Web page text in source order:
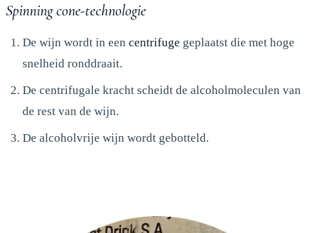
Spinning cone-technologie
De wijn wordt in een centrifuge geplaatst die met hoge
snelheid ronddraait.
De centrifugale kracht scheidt de alcoholmoleculen van
de rest van de wijn.
De alcoholvrije wijn wordt gebotteld.